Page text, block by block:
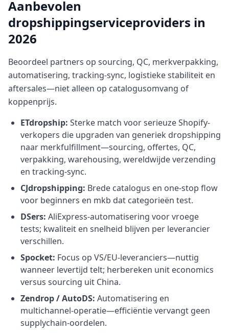
Aanbevolen
dropshippingserviceproviders in
2026
Beoordeel partners op sourcing, QC, merkverpakking,
automatisering, tracking-sync, logistieke stabiliteit en
aftersales—niet alleen op catalogusomvang of
koppenprijs.
ETdropship: Sterke match voor serieuze Shopify-
verkopers die upgraden van generiek dropshipping
naar merkfulfillment—sourcing, offertes, QC,
verpakking, warehousing, wereldwijde verzending
en tracking-sync.
CJdropshipping: Brede catalogus en one-stop flow
voor beginners en mkb dat categorieën test.
DSers: AliExpress-automatisering voor vroege
tests; kwaliteit en snelheid blijven per leverancier
verschillen.
Spocket: Focus op VS/EU-leveranciers—nuttig
wanneer levertijd telt; herbereken unit economics
versus sourcing uit China.
Zendrop / AutoDS: Automatisering en
multichannel-operatie—efficiëntie vervangt geen
supplychain-oordelen.